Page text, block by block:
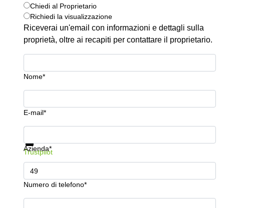
Chiedi al Proprietario
Richiedi la visualizzazione
Riceverai un'email con informazioni e dettagli sulla
proprietà, oltre ai recapiti per contattare il proprietario.
Nome*
E-mail*
Azienda*
Numero di telefono*
Mostra prezzi e maggiori informazioni
Trustpilot